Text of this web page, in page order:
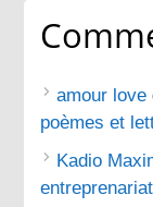
amour love
poèmes et
Kadio